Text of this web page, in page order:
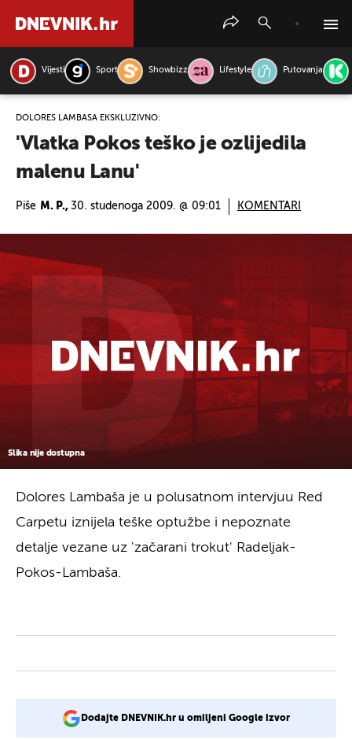
Vijesti Sport Showbizz Lifestyle Putovanja
DOLORES LAMBAŠA EKSKLUZIVNO:
'Vlatka Pokos teško je ozlijedila
malenu Lanu'
Piše M. P., 30. studenoga 2009. @ 09:01 KOMENTARI
Slika nije dostupna
Dolores Lambaša je u polusatnom intervjuu Red
Carpetu iznijela teške optužbe i nepoznate
detalje vezane uz 'začarani trokut' Radeljak-
Pokos-Lambaša.
Dodajte DNEVNIK.hr u omiljeni Google izvor
PRETRAŽITE VIJESTI